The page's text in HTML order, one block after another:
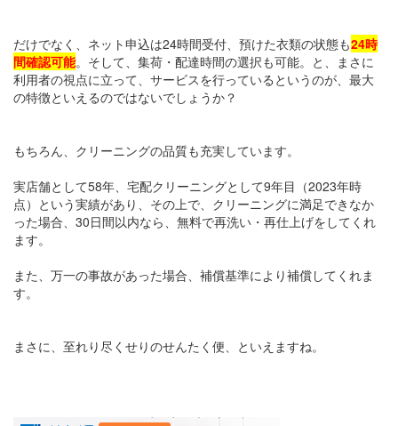
だけでなく、ネット申込は24時間受付、預けた衣類の状態も24時
間確認可能。そして、集荷・配達時間の選択も可能。と、まさに
利用者の視点に立って、サービスを行っているというのが、最大
の特徴といえるのではないでしょうか？
もちろん、クリーニングの品質も充実しています。
実店舗として58年、宅配クリーニングとして9年目（2023年時
点）という実績があり、その上で、クリーニングに満足できなか
った場合、30日間以内なら、無料で再洗い・再仕上げをしてくれ
ます。
また、万一の事故があった場合、補償基準により補償してくれま
す。
まさに、至れり尽くせりのせんたく便、といえますね。